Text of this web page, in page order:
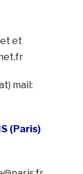
et
mail:
(Paris)